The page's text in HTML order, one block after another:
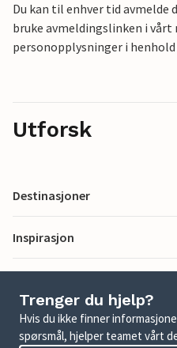
Du kan til enhver tid avmelde
bruke avmeldingslinken i vårt
personopplysninger i
Utforsk
Destinasjoner
Inspirasjon
Trenger du hjelp?
Hvis du ikke finner
spørsmål, hjelper teamet vårt